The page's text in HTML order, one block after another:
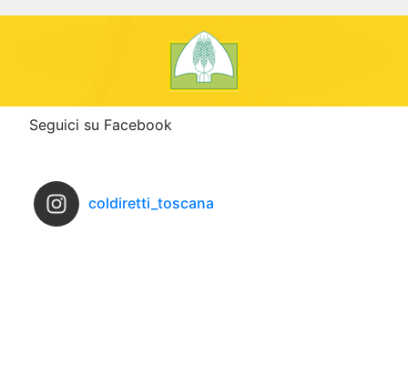
Seguici su Facebook
coldiretti_toscana